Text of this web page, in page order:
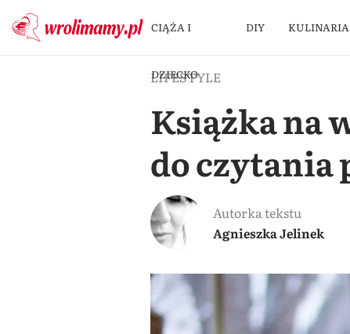
CIĄŻA I
DZIECKO
DIY KULINARIA
LIFESTYLE
Książka na
do czytania
Autorka tekstu
Agnieszka Jelinek